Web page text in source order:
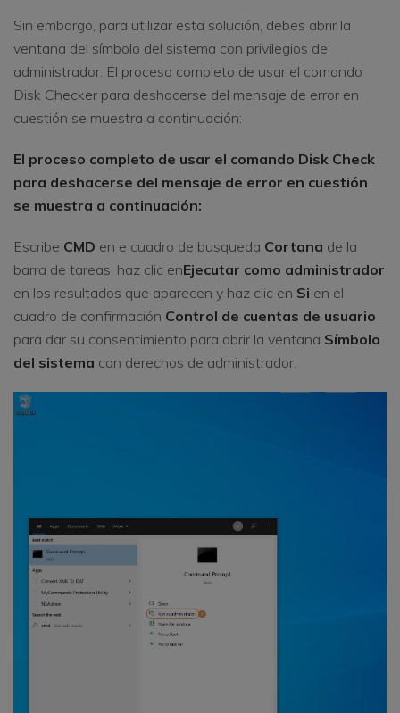
Sin embargo, para utilizar esta solución, debes abrir la
ventana del símbolo del sistema con privilegios de
administrador. El proceso completo de usar el comando
Disk Checker para deshacerse del mensaje de error en
cuestión se muestra a continuación:
El proceso completo de usar el comando Disk Check
para deshacerse del mensaje de error en cuestión
se muestra a continuación:
Escribe CMD en e cuadro de busqueda Cortana de la
barra de tareas, haz clic enEjecutar como administrador
en los resultados que aparecen y haz clic en Si en el
cuadro de confirmación Control de cuentas de usuario
para dar su consentimiento para abrir la ventana Símbolo
del sistema con derechos de administrador.